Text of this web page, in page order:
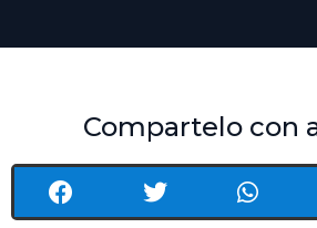
Compartelo con